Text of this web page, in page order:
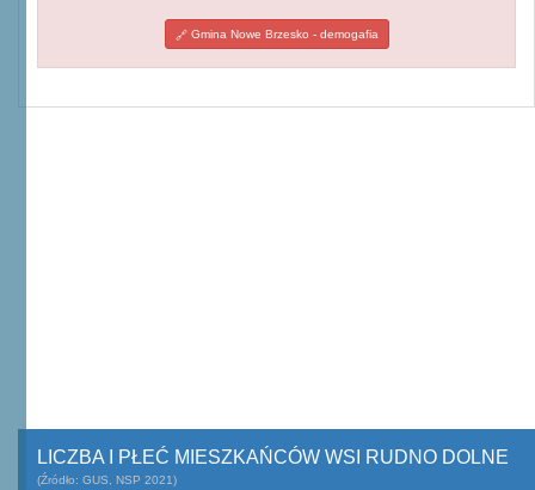
Gmina Nowe Brzesko - demogafia
LICZBA I PŁEĆ MIESZKAŃCÓW WSI RUDNO DOLNE
(Źródło: GUS, NSP 2021)